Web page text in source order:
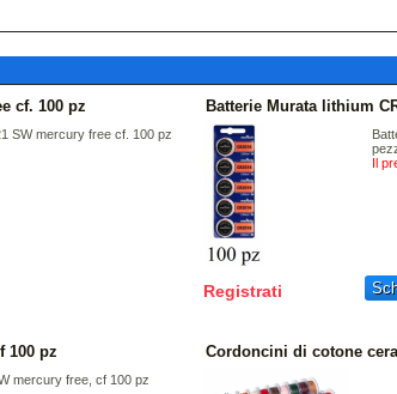
cf. 100 pz
SW mercury free cf. 100 pz
Batterie Murata lithium
Il
Registrati
100 pz
mercury free, cf 100 pz
Cordoncini di cotone